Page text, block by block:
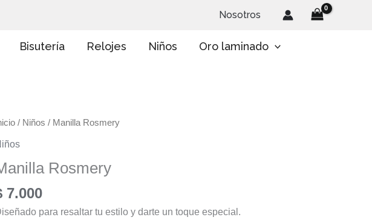
Nosotros
Bisutería Relojes Niños
Oro laminado
/ Niños / Manilla Rosmery
Rosmery
7.000
para resaltar tu estilo y darte un toque especial.